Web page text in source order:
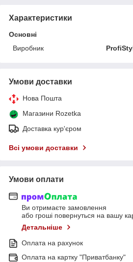
Характеристики
Основні
Виробник
Умови доставки
Нова Пошта
Магазини Rozetka
Доставка кур'єром
Всі умови доставки
Умови оплати
Ви отримаєте замовлення
або гроші повернуться на вашу
Детальніше
Оплата на рахунок
Оплата на картку "Приватбанку"